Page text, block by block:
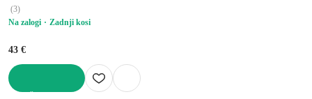
(3)
Na zalogi
Zadnji kosi
43 €